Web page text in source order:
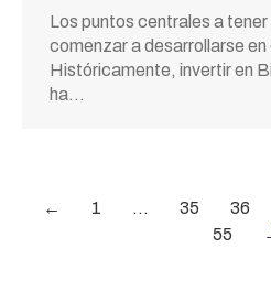
Los puntos centrales a
comenzar a desarrollarse en
Históricamente, invertir en
ha…
← 1 … 35 36
55